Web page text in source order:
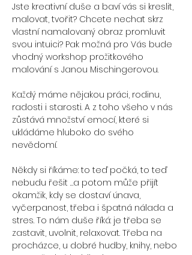
Jste kreativní duše a baví vás si kreslit,
malovat, tvořit? Chcete nechat skrz
vlastní namalovaný obraz promluvit
svou intuici? Pak možná pro Vás bude
vhodný workshop prožitkového
malování s Janou Mischingerovou.
Každý máme nějakou práci, rodinu,
radosti i starosti. A z toho všeho v nás
zůstává množství emocí, které si
ukládáme hluboko do svého
nevědomí.
Někdy si říkáme: to teď počká, to teď
nebudu řešit …a potom může přijít
okamžik, kdy se dostaví únava,
vyčerpanost, třeba i špatná nálada a
stres. To nám duše říká: je třeba se
zastavit, uvolnit, relaxovat. Třeba na
procházce, u dobré hudby, knihy, nebo